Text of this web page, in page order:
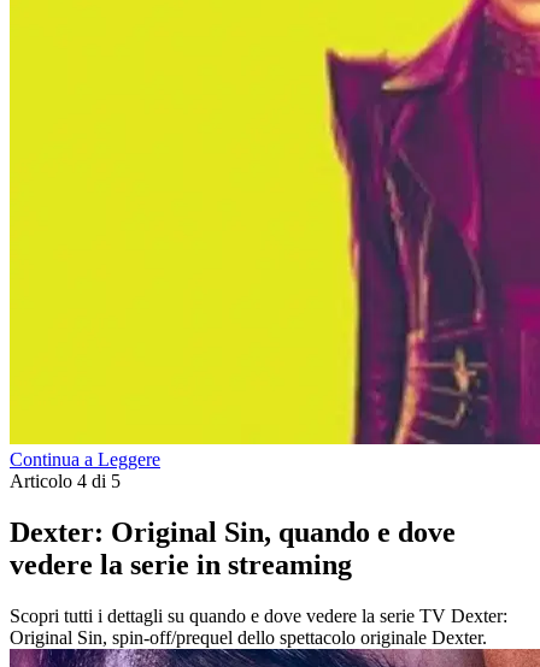
Continua a Leggere
Articolo 4 di 5
Dexter: Original Sin, quando e dove
vedere la serie in streaming
Scopri tutti i dettagli su quando e dove vedere la serie TV Dexter:
Original Sin, spin-off/prequel dello spettacolo originale Dexter.